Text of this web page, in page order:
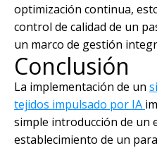
optimización continua,
control de calidad de un
un marco de gestión
Conclusión
La implementación de un
tejidos impulsado por IA
simple introducción de un
establecimiento de un